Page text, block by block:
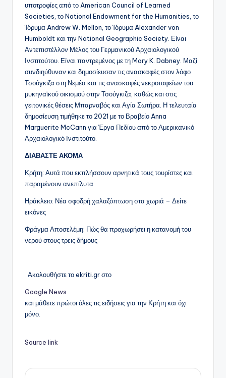
υποτροφίες από το American Council of Learned
Societies, το National Endowment for the Humanities, το
Ίδρυμα Andrew W. Mellon, το Ίδρυμα Alexander von
Humboldt και την National Geographic Society. Είναι
Αντεπιστέλλον Μέλος του Γερμανικού Αρχαιολογικού
Ινστιτούτου. Είναι παντρεμένος με τη Mary K. Dabney. Μαζί
συνδιηύθυναν και δημοσίευσαν τις ανασκαφές στον λόφο
Τσούγκιζα στη Νεμέα και τις ανασκαφές νεκροταφείων του
μυκηναϊκού οικισμού στην Τσούγκιζα, καθώς και στις
γειτονικές θέσεις Μπαρναβός και Αγία Σωτήρα. Η τελευταία
δημοσίευση τιμήθηκε το 2021 με το Βραβείο Anna
Marguerite McCann για Έργα Πεδίου από το Αμερικανικό
Αρχαιολογικό Ινστιτούτο.
ΔΙΑΒΑΣΤΕ ΑΚΟΜΑ
Κρήτη: Αυτά που εκπλήσσουν αρνητικά τους τουρίστες και
παραμένουν ανεπίλυτα
Ηράκλειο: Νέα σφοδρή χαλαζόπτωση στα χωριά – Δείτε
εικόνες
Φράγμα Αποσελέμη: Πώς θα προχωρήσει η κατανομή του
νερού στους τρεις δήμους
Ακολουθήστε το ekriti.gr στο
Google News
και μάθετε πρώτοι όλες τις ειδήσεις για την Κρήτη και όχι
μόνο.
Source link